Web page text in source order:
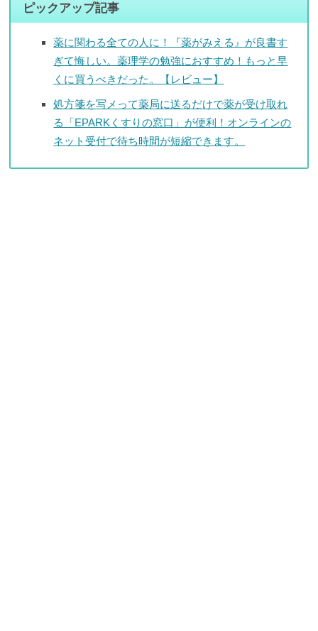
ピックアップ記事
薬に関わる全ての人に！『薬がみえる』が良書す
ぎて悔しい。薬理学の勉強におすすめ！もっと早
くに買うべきだった。【レビュー】
処方箋を写メって薬局に送るだけで薬が受け取れ
る「EPARKくすりの窓口」が便利！オンラインの
ネット受付で待ち時間が短縮できます。